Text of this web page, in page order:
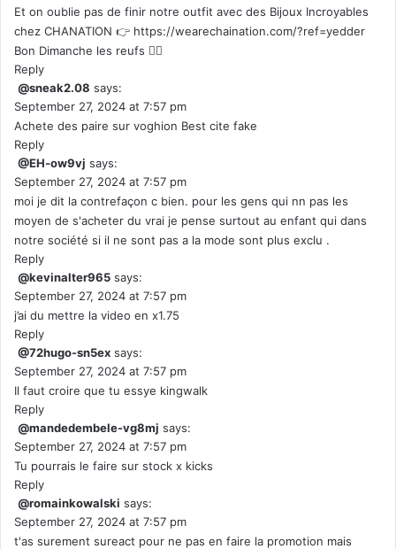
Et on oublie pas de finir notre outfit avec des Bijoux Incroyables
chez CHANATION 👉 https://wearechaination.com/?ref=yedder
Bon Dimanche les reufs ❤‍🔥
Reply
@sneak2.08 says:
September 27, 2024 at 7:57 pm
Achete des paire sur voghion Best cite fake
Reply
@EH-ow9vj says:
September 27, 2024 at 7:57 pm
moi je dit la contrefaçon c bien. pour les gens qui nn pas les
moyen de s'acheter du vrai je pense surtout au enfant qui dans
notre société si il ne sont pas a la mode sont plus exclu .
Reply
@kevinalter965 says:
September 27, 2024 at 7:57 pm
j’ai du mettre la video en x1.75
Reply
@72hugo-sn5ex says:
September 27, 2024 at 7:57 pm
Il faut croire que tu essye kingwalk
Reply
@mandedembele-vg8mj says:
September 27, 2024 at 7:57 pm
Tu pourrais le faire sur stock x kicks
Reply
@romainkowalski says:
September 27, 2024 at 7:57 pm
t'as surement sureact pour ne pas en faire la promotion mais